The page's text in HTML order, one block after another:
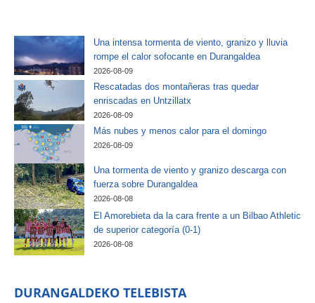
Una intensa tormenta de viento, granizo y lluvia
rompe el calor sofocante en Durangaldea
2026-08-09
Rescatadas dos montañeras tras quedar
enriscadas en Untzillatx
2026-08-09
Más nubes y menos calor para el domingo
2026-08-09
Una tormenta de viento y granizo descarga con
fuerza sobre Durangaldea
2026-08-08
El Amorebieta da la cara frente a un Bilbao Athletic
de superior categoría (0-1)
2026-08-08
DURANGALDEKO TELEBISTA